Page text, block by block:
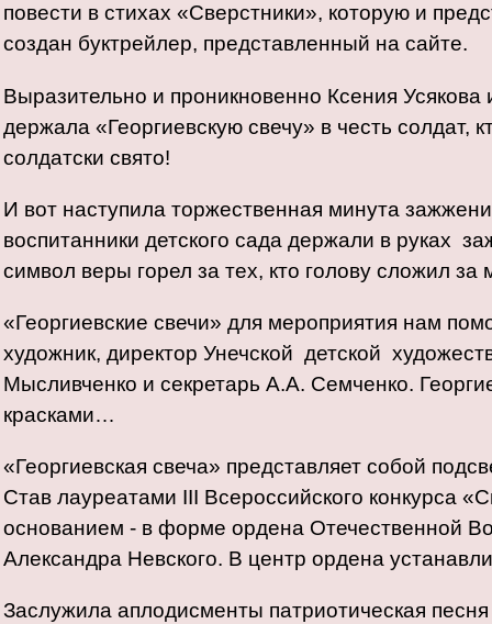
повести в стихах «Сверстники», которую и
создан буктрейлер, представленный на сайте.
Выразительно и проникновенно Ксения
держала «Георгиевскую свечу» в честь солдат,
солдатски свято!
И вот наступила торжественная минута
воспитанники детского сада держали в руках
символ веры горел за тех, кто голову сложил за
«Георгиевские свечи» для мероприятия нам
художник, директор Унечской детской
Мысливченко и секретарь А.А. Семченко.
красками…
«Георгиевская свеча» представляет собой
Став лауреатами III Всероссийского конкурса
основанием - в форме ордена Отечественной
Александра Невского. В центр ордена
Заслужила аплодисменты патриотическая